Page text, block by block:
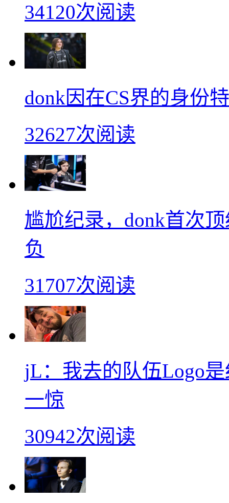
34120次阅读
donk因在CS界的身份
32627次阅读
尴尬纪录，donk首次
负
31707次阅读
jL：我去的队伍Logo
一惊
30942次阅读